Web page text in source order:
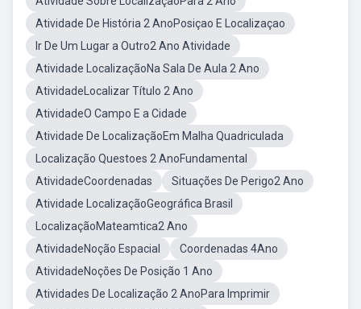
Atividade De História 2 AnoPosiçao E Localizaçao
Ir De Um Lugar a Outro2 Ano Atividade
Atividade LocalizaçãoNa Sala De Aula 2 Ano
AtividadeLocalizar Título 2 Ano
AtividadeO Campo E a Cidade
Atividade De LocalizaçãoEm Malha Quadriculada
Localização Questoes 2 AnoFundamental
AtividadeCoordenadas
Situações De Perigo2 Ano
Atividade LocalizaçãoGeográfica Brasil
LocalizaçãoMateamtica2 Ano
AtividadeNoção Espacial
Coordenadas 4Ano
AtividadeNoções De Posição 1 Ano
Atividades De Localização 2 AnoPara Imprimir